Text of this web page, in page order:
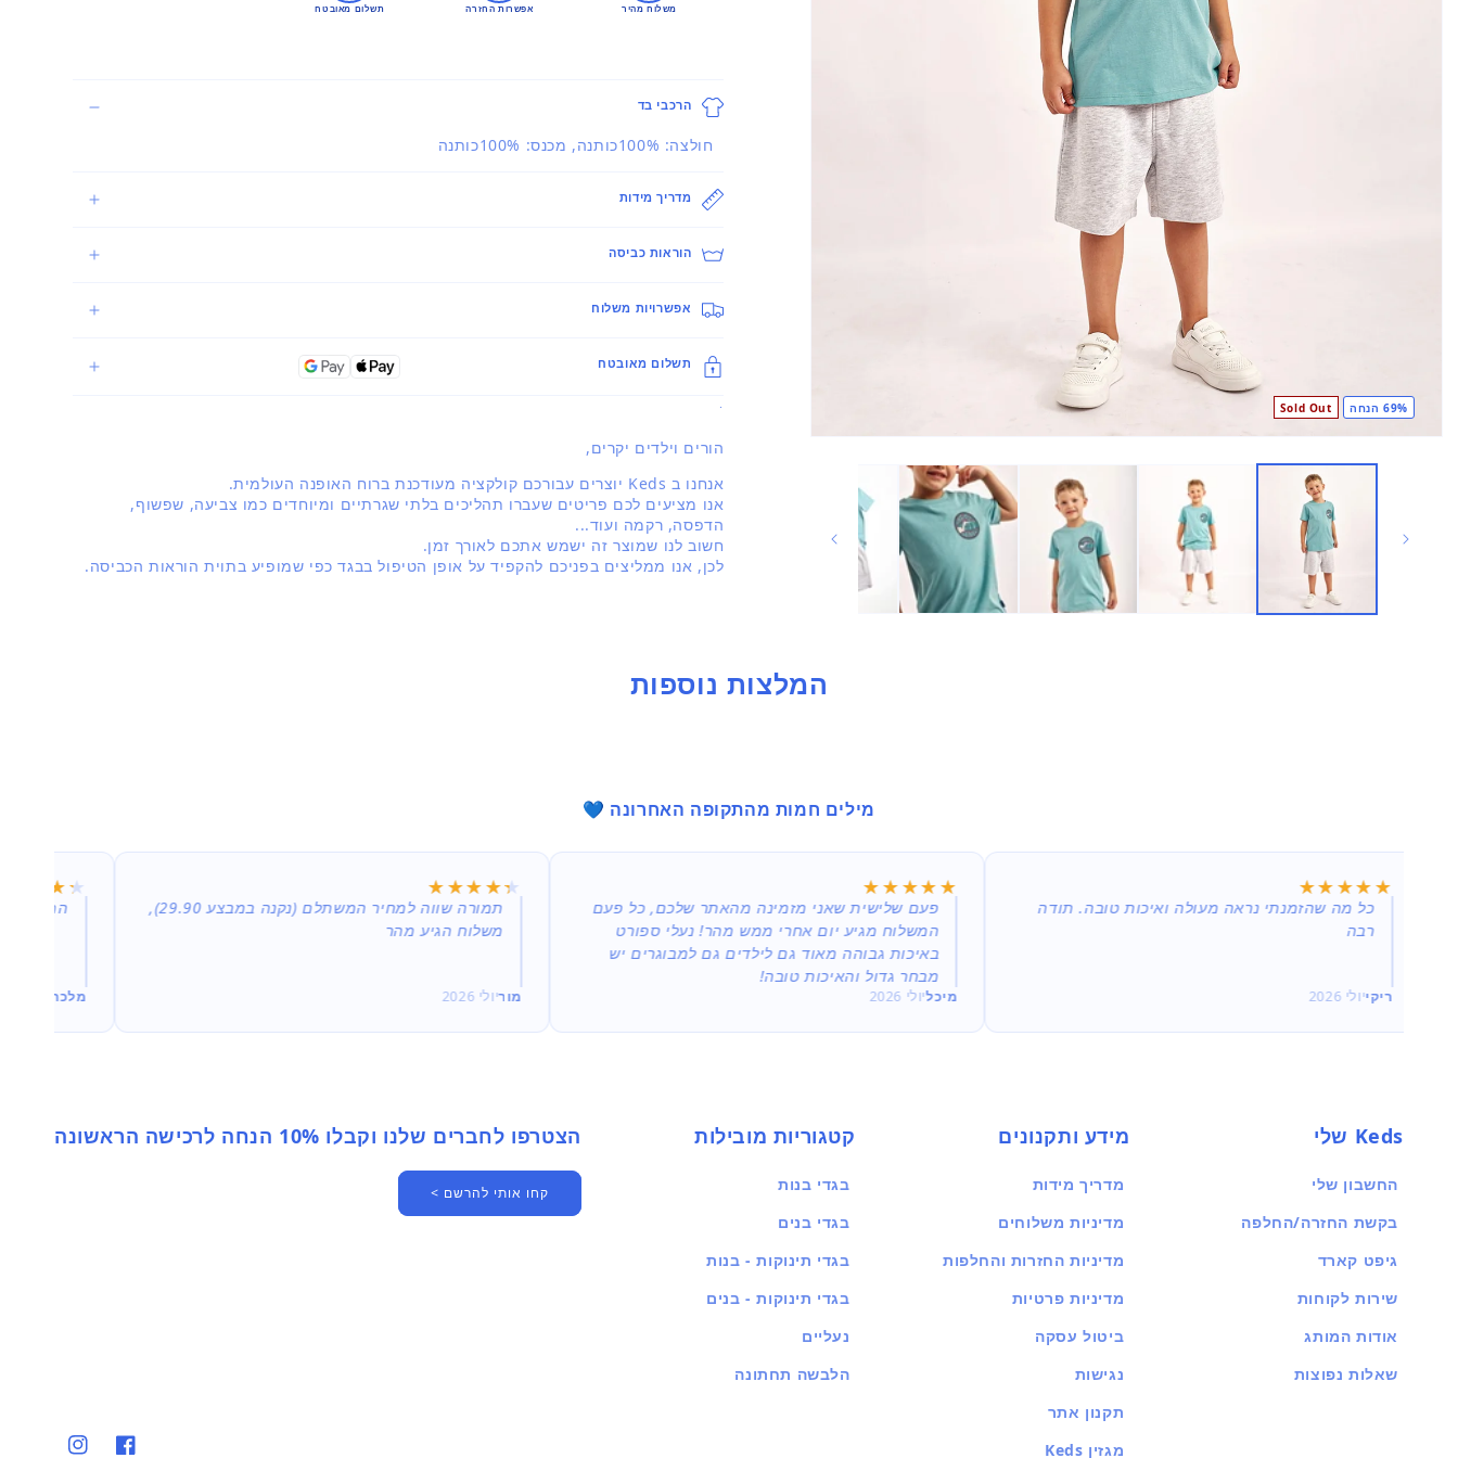
69% הנחה Sold Out
משלוח מהיר אפשרות החזרה תשלום מאובטח
הרכבי בד
חולצה: 100%כותנה, מכנס: 100%כותנה
מדריך מידות
הוראות כביסה
אפשרויות משלוח
תשלום מאובטח
.
הורים וילדים יקרים,
אנחנו ב Keds יוצרים עבורכם קולקציה מעודכנת ברוח האופנה העולמית.
אנו מציעים לכם פריטים שעברו תהליכים בלתי שגרתיים ומיוחדים כמו צביעה, שפשוף,
הדפסה, רקמה ועוד...
חשוב לנו שמוצר זה ישמש אתכם לאורך זמן.
לכן, אנו ממליצים בפניכם להקפיד על אופן הטיפול בבגד כפי שמופיע בתוית הוראות הכביסה.
המלצות נוספות
מילים חמות מהתקופה האחרונה 💙
★★★★★
★★★★★
כל מה שהזמנתי נראה מעולה ואיכות טובה. תודה
רבה
ריקייולי 2026
★★★★★
★★★★★
פעם שלישית שאני מזמינה מהאתר שלכם, כל פעם
המשלוח מגיע יום אחרי ממש מהר! נעלי ספורט
באיכות גבוהה מאוד גם לילדים גם למבוגרים יש
מבחר גדול והאיכות טובה!
מיכליולי 2026
★★★★★
★★★★★
תמורה שווה למחיר המשתלם (נקנה במבצע 29.90),
משלוח הגיע מהר
מוריולי 2026
המשלוח
מלכה
Keds שלי
החשבון שלי
בקשת החזרה/החלפה
גיפט קארד
שירות לקוחות
אודות המותג
שאלות נפוצות
מידע ותקנונים
מדריך מידות
מדיניות משלוחים
מדיניות החזרות והחלפות
מדיניות פרטיות
ביטול עסקה
נגישות
תקנון אתר
מגזין Keds
קטגוריות מובילות
בגדי בנות
בגדי בנים
בגדי תינוקות - בנות
בגדי תינוקות - בנים
נעליים
הלבשה תחתונה
הצטרפו לחברים שלנו וקבלו 10% הנחה לרכישה הראשונה
קחו אותי להרשם >
פייסבוק אינסטגרם